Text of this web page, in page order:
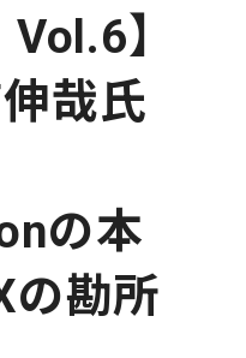
】
哉氏
の本
の勘所